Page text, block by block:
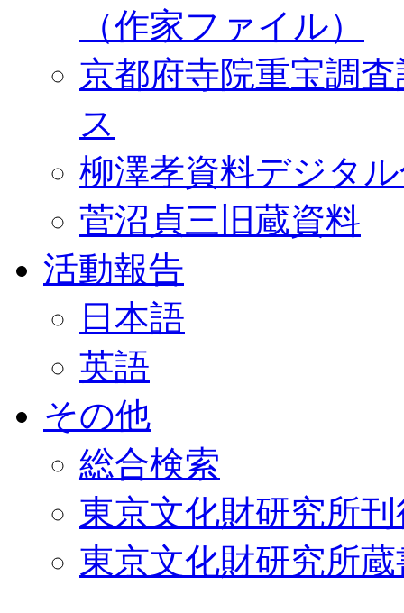
（作家ファイル）
京都府寺院重宝調
ス
柳澤孝資料デジタ
菅沼貞三旧蔵資料
活動報告
日本語
英語
その他
総合検索
東京文化財研究所
東京文化財研究所